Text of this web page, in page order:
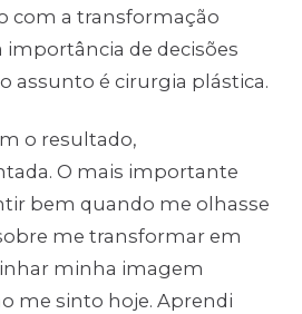
com a transformação
importância de decisões
assunto é cirurgia plástica.
o resultado,
O mais importante
bem quando me olhasse
me transformar em
minha imagem
me sinto hoje. Aprendi